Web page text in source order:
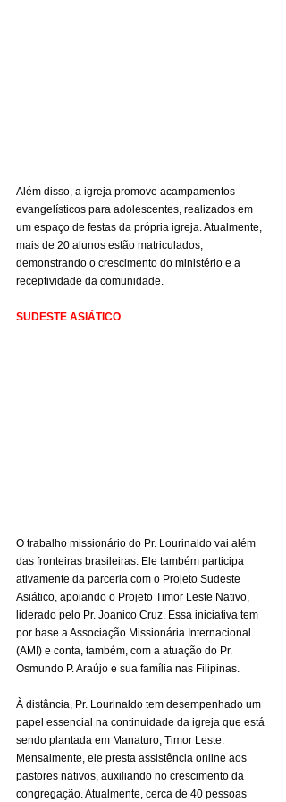
Além disso, a igreja promove acampamentos
evangelísticos para adolescentes, realizados em
um espaço de festas da própria igreja. Atualmente,
mais de 20 alunos estão matriculados,
demonstrando o crescimento do ministério e a
receptividade da comunidade.
SUDESTE ASIÁTICO
O trabalho missionário do Pr. Lourinaldo vai além
das fronteiras brasileiras. Ele também participa
ativamente da parceria com o Projeto Sudeste
Asiático, apoiando o Projeto Timor Leste Nativo,
liderado pelo Pr. Joanico Cruz. Essa iniciativa tem
por base a Associação Missionária Internacional
(AMI) e conta, também, com a atuação do Pr.
Osmundo P. Araújo e sua família nas Filipinas.
À distância, Pr. Lourinaldo tem desempenhado um
papel essencial na continuidade da igreja que está
sendo plantada em Manaturo, Timor Leste.
Mensalmente, ele presta assistência online aos
pastores nativos, auxiliando no crescimento da
congregação. Atualmente, cerca de 40 pessoas